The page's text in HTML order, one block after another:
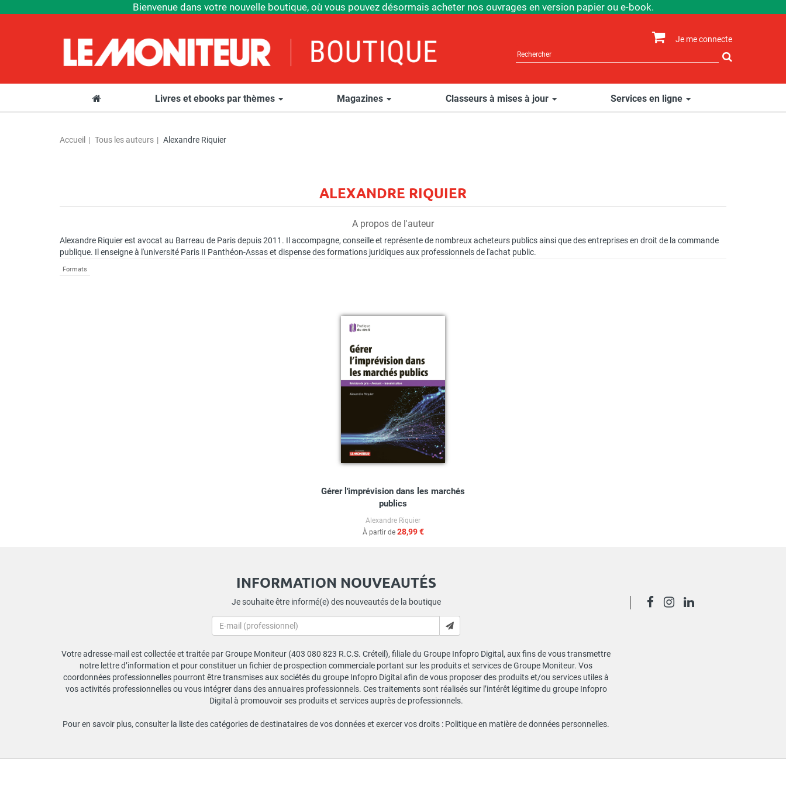
Bienvenue dans votre nouvelle boutique, où vous pouvez désormais acheter nos ouvrages en version papier ou e-book.
Je me connecte
sur
site
Livres et ebooks par thèmes Magazines Classeurs à mises à jour Services en ligne
Accueil Tous les auteurs Alexandre Riquier
ALEXANDRE RIQUIER
A propos de l'auteur
Alexandre Riquier est avocat au Barreau de Paris depuis 2011. Il accompagne, conseille et représente de nombreux acheteurs publics ainsi que des entreprises en droit de la commande
publique. Il enseigne à l'université Paris II Panthéon-Assas et dispense des formations juridiques aux professionnels de l'achat public.
Formats
Gérer l'imprévision dans les marchés
publics
Alexandre Riquier
À partir de 28,99 €
INFORMATION NOUVEAUTÉS
Je souhaite être informé(e) des nouveautés de la boutique
Votre adresse-mail est collectée et traitée par Groupe Moniteur (403 080 823 R.C.S. Créteil), filiale du Groupe Infopro Digital, aux fins de vous transmettre
notre lettre d’information et pour constituer un fichier de prospection commerciale portant sur les produits et services de Groupe Moniteur. Vos
coordonnées professionnelles pourront être transmises aux sociétés du groupe Infopro Digital afin de vous proposer des produits et/ou services utiles à
vos activités professionnelles ou vous intégrer dans des annuaires professionnels. Ces traitements sont réalisés sur l’intérêt légitime du groupe Infopro
Digital à promouvoir ses produits et services auprès de professionnels.
Pour en savoir plus, consulter la liste des catégories de destinataires de vos données et exercer vos droits : Politique en matière de données personnelles.